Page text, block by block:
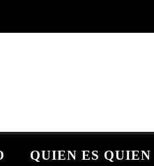
QUIEN ES QUIEN